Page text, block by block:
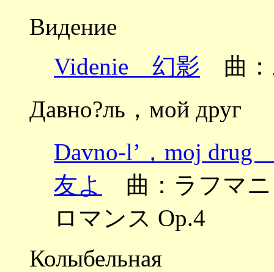
Видение
Videnie 幻影 曲：
Давно?ль，мой друг
Davno-l’，moj
友よ
曲：ラフマニ
ロマンス Op.4
Колыбельная